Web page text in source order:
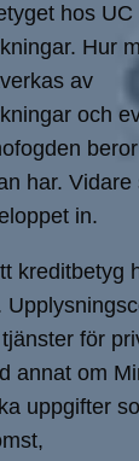
hos UC
Hur
av
och
har. Vidare
in.
kreditbetyg
för
annat om
uppgifter